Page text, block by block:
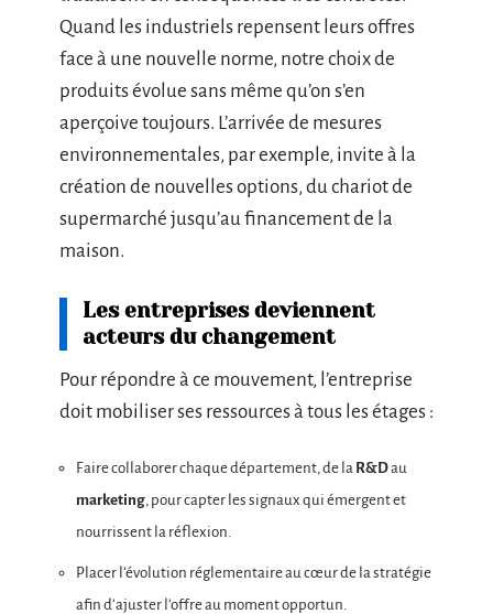
Quand les industriels repensent leurs offres
face à une nouvelle norme, notre choix de
produits évolue sans même qu’on s’en
aperçoive toujours. L’arrivée de mesures
environnementales, par exemple, invite à la
création de nouvelles options, du chariot de
supermarché jusqu’au financement de la
maison.
Les entreprises deviennent
acteurs du changement
Pour répondre à ce mouvement, l’entreprise
doit mobiliser ses ressources à tous les étages :
Faire collaborer chaque département, de la R&Dau
marketing, pour capter les signaux qui émergent et
nourrissent la réflexion.
Placer l’évolution réglementaire au cœur de la stratégie
afin d’ajuster l’offre au moment opportun.